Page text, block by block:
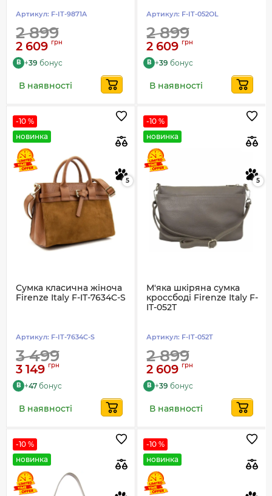
Артикул: F-IT-9871A
2 899
2 609 грн
B +39 бонус
В наявності
Артикул: F-IT-052OL
2 899
2 609 грн
B +39 бонус
В наявності
-10 %
новинка
5
Сумка класична жіноча
Firenze Italy F-IT-7634C-S
Артикул: F-IT-7634C-S
3 499
3 149 грн
B +47 бонус
В наявності
-10 %
новинка
5
М'яка шкіряна сумка
кроссбоді Firenze Italy F-
IT-052T
Артикул: F-IT-052T
2 899
2 609 грн
B +39 бонус
В наявності
-10 %
новинка
-10 %
новинка